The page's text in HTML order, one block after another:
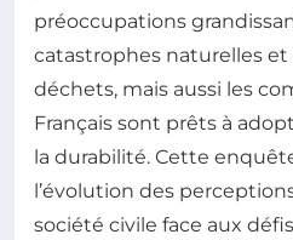
préoccupations
catastrophes naturelles
déchets, mais aussi les
Français sont prêts à
la durabilité. Cette
l’évolution des
société civile face aux